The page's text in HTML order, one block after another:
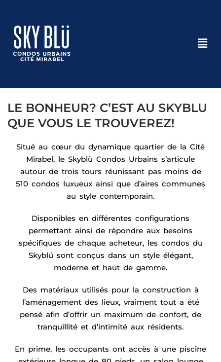
LE BONHEUR? C’EST AU SKYBLU
QUE VOUS LE TROUVEREZ!
Situé au cœur du dynamique quartier de la Cité
Mirabel, le Skyblü Condos Urbains s’articule
autour de trois tours réunissant pas moins de
510 condos luxueux ainsi que d’aires communes
au style contemporain.
Disponibles en différentes configurations
permettant ainsi de répondre aux besoins
spécifiques de chaque acheteur, les condos du
Skyblü sont conçus dans un style élégant,
moderne et haut de gamme.
Des matériaux utilisés pour la construction à
l’aménagement des lieux, vraiment tout a été
pensé afin d’offrir un maximum de confort, de
tranquillité et d’intimité aux résidents.
En prime, les occupants ont accès à une piscine